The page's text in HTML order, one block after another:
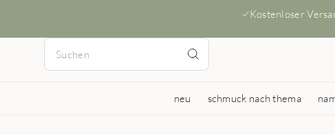
Kostenloser
neu schmuck nach thema